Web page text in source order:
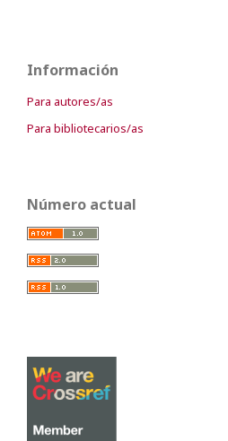
Información
Para autores/as
Para bibliotecarios/as
Número actual